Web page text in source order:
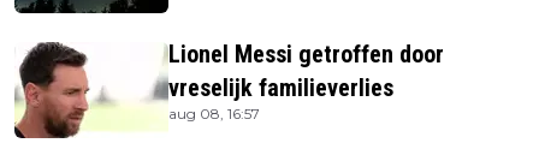
Lionel Messi getroffen door
vreselijk familieverlies
aug 08, 16:57